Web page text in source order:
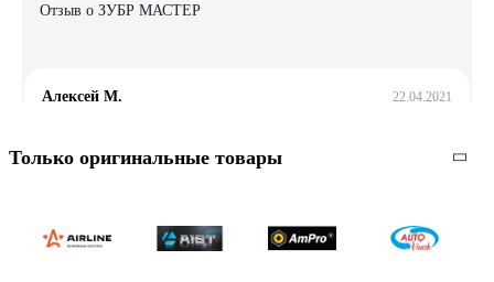
Отзыв о ЗУБР МАСТЕР
Алексей М. 22.04.2021
Отзыв о NORGAU N2ATM
Только оригинальные товары